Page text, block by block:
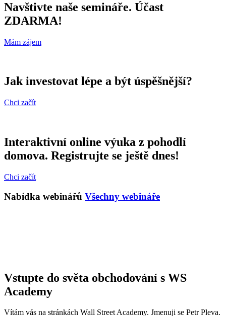
Navštivte naše semináře. Účast
ZDARMA!
Mám zájem
Jak investovat lépe a být úspěšnější?
Chci začít
Interaktivní online výuka z pohodlí
domova. Registrujte se ještě dnes!
Chci začít
Nabídka webinářů Všechny webináře
Vstupte do světa obchodování s WS
Academy
Vítám vás na stránkách Wall Street Academy. Jmenuji se Petr Pleva.